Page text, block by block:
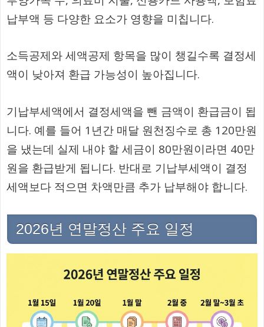
납부액 등 다양한 요소가 영향을 미칩니다.
소득공제와 세액공제 항목을 많이 챙길수록 결정세
액이 낮아져 환급 가능성이 높아집니다.
기납부세액에서 결정세액을 뺀 금액이 환급금이 됩
니다. 예를 들어 1년간 매달 원천징수로 총 120만원
을 냈는데 실제 내야 할 세금이 80만원이라면 40만
원을 환급받게 됩니다. 반대로 기납부세액이 결정
세액보다 적으면 차액만큼 추가 납부해야 합니다.
2026년 연말정산 주요 일정